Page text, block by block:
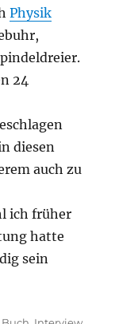
Physik
24
diesen
auch zu
ich früher
hatte
sein